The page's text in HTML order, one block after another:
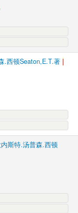
.西顿Seaton,E.T.著 |
斯特.汤普森.西顿